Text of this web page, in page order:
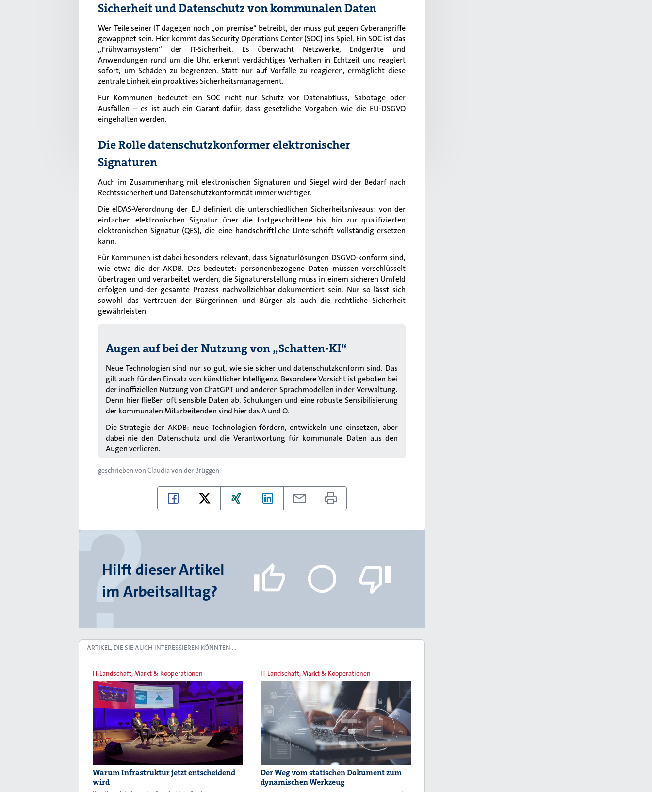
Sicherheit und Datenschutz von kommunalen Daten
Wer Teile seiner IT dagegen noch „on premise“ betreibt, der muss gut gegen Cyberangriffe
gewappnet sein. Hier kommt das Security Operations Center (SOC) ins Spiel. Ein SOC ist das
„Frühwarnsystem“ der IT-Sicherheit. Es überwacht Netzwerke, Endgeräte und
Anwendungen rund um die Uhr, erkennt verdächtiges Verhalten in Echtzeit und reagiert
sofort, um Schäden zu begrenzen. Statt nur auf Vorfälle zu reagieren, ermöglicht diese
zentrale Einheit ein proaktives Sicherheitsmanagement.
Für Kommunen bedeutet ein SOC nicht nur Schutz vor Datenabfluss, Sabotage oder
Ausfällen – es ist auch ein Garant dafür, dass gesetzliche Vorgaben wie die EU-DSGVO
eingehalten werden.
Die Rolle datenschutzkonformer elektronischer
Signaturen
Auch im Zusammenhang mit elektronischen Signaturen und Siegel wird der Bedarf nach
Rechtssicherheit und Datenschutzkonformität immer wichtiger.
Die eIDAS-Verordnung der EU definiert die unterschiedlichen Sicherheitsniveaus: von der
einfachen elektronischen Signatur über die fortgeschrittene bis hin zur qualifizierten
elektronischen Signatur (QES), die eine handschriftliche Unterschrift vollständig ersetzen
kann.
Für Kommunen ist dabei besonders relevant, dass Signaturlösungen DSGVO-konform sind,
wie etwa die der AKDB. Das bedeutet: personenbezogene Daten müssen verschlüsselt
übertragen und verarbeitet werden, die Signaturerstellung muss in einem sicheren Umfeld
erfolgen und der gesamte Prozess nachvollziehbar dokumentiert sein. Nur so lässt sich
sowohl das Vertrauen der Bürgerinnen und Bürger als auch die rechtliche Sicherheit
gewährleisten.
Augen auf bei der Nutzung von „Schatten-KI“
Neue Technologien sind nur so gut, wie sie sicher und datenschutzkonform sind. Das
gilt auch für den Einsatz von künstlicher Intelligenz. Besondere Vorsicht ist geboten bei
der inoffiziellen Nutzung von ChatGPT und anderen Sprachmodellen in der Verwaltung.
Denn hier fließen oft sensible Daten ab. Schulungen und eine robuste Sensibilisierung
der kommunalen Mitarbeitenden sind hier das A und O.
Die Strategie der AKDB: neue Technologien fördern, entwickeln und einsetzen, aber
dabei nie den Datenschutz und die Verantwortung für kommunale Daten aus den
Augen verlieren.
geschrieben von Claudia von der Brüggen
Hilft dieser Artikel
im Arbeitsalltag?
ARTIKEL, DIE SIE AUCH INTERESSIEREN KÖNNTEN …
IT-Landschaft, Markt & Kooperationen
Warum Infrastruktur jetzt entscheidend
wird
IT-Landschaft, Markt & Kooperationen
Der Weg vom statischen Dokument zum
dynamischen Werkzeug